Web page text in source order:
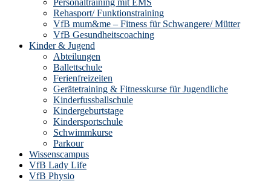
Personaltraining mit EMS
Rehasport/ Funktionstraining
VfB mum&me – Fitness für Schwangere/ Mütter
VfB Gesundheitscoaching
Kinder & Jugend
Abteilungen
Ballettschule
Ferienfreizeiten
Gerätetraining & Fitnesskurse für Jugendliche
Kinderfussballschule
Kindergeburtstage
Kindersportschule
Schwimmkurse
Parkour
Wissenscampus
VfB Lady Life
VfB Physio